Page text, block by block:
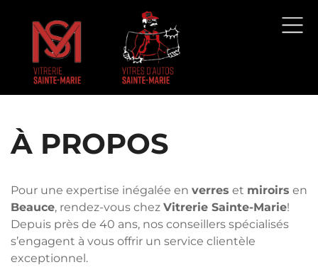
À PROPOS
Pour une expertise inégalée en verres et miroirs en
Beauce, rendez-vous chez Vitrerie Sainte-Marie!
Depuis près de 40 ans, nos conseillers spécialisés
s’engagent à vous offrir un service clientèle
exceptionnel.